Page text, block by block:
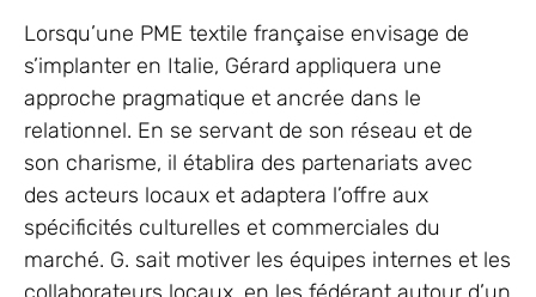
Lorsqu’une PME textile française envisage de
s’implanter en Italie, Gérard appliquera une
approche pragmatique et ancrée dans le
relationnel. En se servant de son réseau et de
son charisme, il établira des partenariats avec
des acteurs locaux et adaptera l’offre aux
spécificités culturelles et commerciales du
marché. G. sait motiver les équipes internes et les
collaborateurs locaux, en les fédérant autour d’un